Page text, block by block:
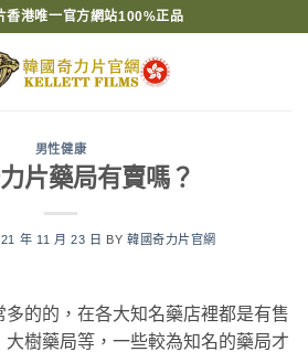
香港唯一官方網站100%正品
男性健康
片藥局有賣嗎？
年 11 月 23 日 BY 韓國奇力片官網
多的的，在各大知名藥店裡都是有售
大樹藥局等，一些較為知名的藥局才